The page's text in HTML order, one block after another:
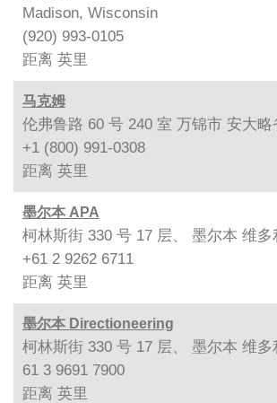
Madison, Wisconsin
(920) 993-0105
距离 英里
马克姆
伦弗鲁路 60 号 240 室 万锦市 安大略
+1 (800) 991-0308
距离 英里
墨尔本 APA
柯林斯街 330 号 17 层、 墨尔本 维多
+61 2 9262 6711
距离 英里
墨尔本 Directioneering
柯林斯街 330 号 17 层、 墨尔本 维多
61 3 9691 7900
距离 英里